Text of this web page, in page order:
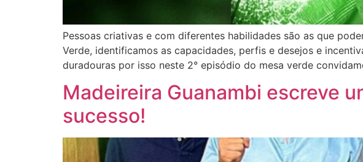
Pessoas criativas e com diferentes habilidades são as que
Verde, identificamos as capacidades, perfis e desejos e
duradouras por isso neste 2° episódio do mesa verde
Madeireira Guanambi escreve
sucesso!